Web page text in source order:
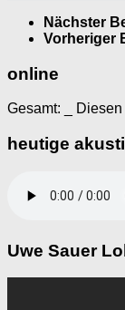
Nächster
Vorheriger
online
Gesamt: Diesen
heutige
Uwe Sauer